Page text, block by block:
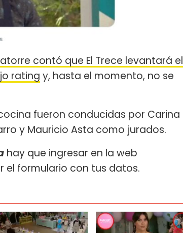
contó que El Trece levantará el
rating y, hasta el momento, no se
fueron conducidas por Carina
y Mauricio Asta como jurados.
hay que ingresar en la web
formulario con tus datos.